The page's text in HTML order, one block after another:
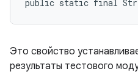
public static final String
Это свойство
результаты тестового